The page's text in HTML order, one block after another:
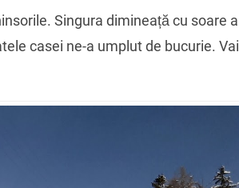
Singura dimineață cu soare a
casei ne-a umplut de bucurie. Vai